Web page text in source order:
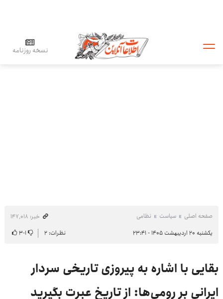
نسخه روزنامه
صفحه اصلی سیاست نظامی
خبر: ۱۴۷٬۰۱۸
یکشنبه ۲۰ اردیبهشت ۱۴۰۵ - ۲۳:۴۱
نظرات: ۲ ۱-۳
بقایی با اشاره به پیروزی تاریخی سردار
ایرانی بر رومی‌ها: از تاریخ عبرت بگیرید